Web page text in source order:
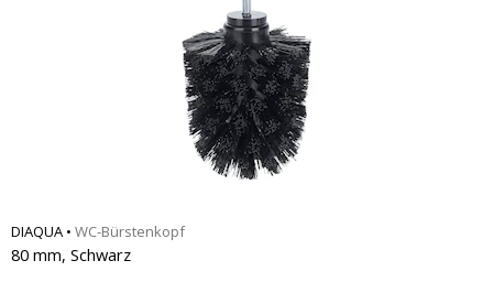
DIAQUA • WC-Bürstenkopf
80 mm, Schwarz